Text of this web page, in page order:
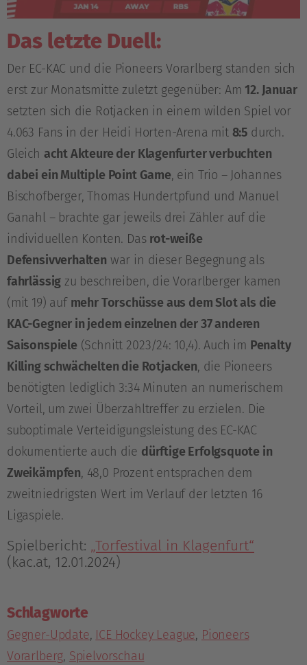
Das letzte Duell:
Der EC-KAC und die Pioneers Vorarlberg standen sich
erst zur Monatsmitte zuletzt gegenüber: Am 12. Januar
setzten sich die Rotjacken in einem wilden Spiel vor
4.063 Fans in der Heidi Horten-Arena mit 8:5 durch.
Gleich acht Akteure der Klagenfurter verbuchten
dabei ein Multiple Point Game, ein Trio – Johannes
Bischofberger, Thomas Hundertpfund und Manuel
Ganahl – brachte gar jeweils drei Zähler auf die
individuellen Konten. Das rot-weiße
Defensivverhalten war in dieser Begegnung als
fahrlässig zu beschreiben, die Vorarlberger kamen
(mit 19) auf mehr Torschüsse aus dem Slot als die
KAC-Gegner in jedem einzelnen der 37 anderen
Saisonspiele (Schnitt 2023/24: 10,4). Auch im Penalty
Killing schwächelten die Rotjacken, die Pioneers
benötigten lediglich 3:34 Minuten an numerischem
Vorteil, um zwei Überzahltreffer zu erzielen. Die
suboptimale Verteidigungsleistung des EC-KAC
dokumentierte auch die dürftige Erfolgsquote in
Zweikämpfen, 48,0 Prozent entsprachen dem
zweitniedrigsten Wert im Verlauf der letzten 16
Ligaspiele.
Spielbericht: „Torfestival in Klagenfurt“
(kac.at, 12.01.2024)
Schlagworte
Gegner-Update, ICE Hockey League, Pioneers
Vorarlberg, Spielvorschau